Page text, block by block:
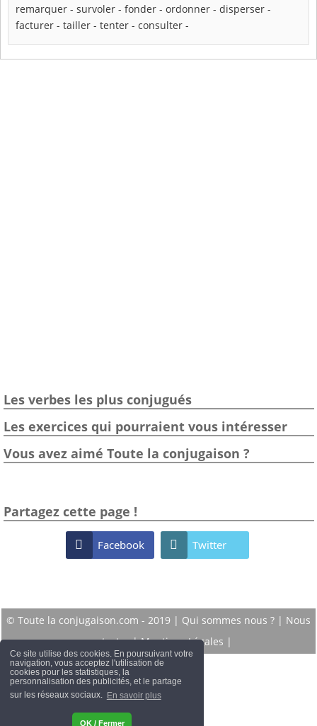
Ce site utilise des cookies. En poursuivant votre
navigation, vous acceptez l'utilisation de
cookies pour les statistiques, la
personnalisation des publicités, et le partage
sur les réseaux sociaux. En savoir plus
OK / Fermer
remarquer - survoler - fonder - ordonner - disperser -
facturer - tailler - tenter - consulter -
Les verbes les plus conjugués
Les exercices qui pourraient vous intéresser
Vous avez aimé Toute la conjugaison ?
Partagez cette page !
 Facebook  Twitter
© Toute la conjugaison.com - 2019 | Qui sommes nous ? | Nous
contacter|Mentions Légales |